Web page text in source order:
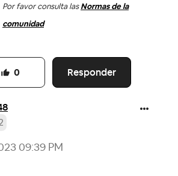
Por favor consulta las Normas de la
comunidad
Responder
0
09:39 PM